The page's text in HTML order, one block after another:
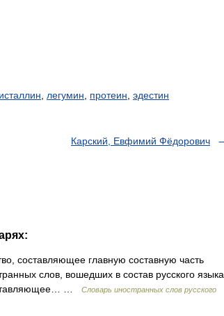
легумин протеин эдестин
Карский, Евфимий Фёдорович
составляющее главную составную часть
слов, вошедших в состав русского языка.
…
Словарь иностранных слов русского